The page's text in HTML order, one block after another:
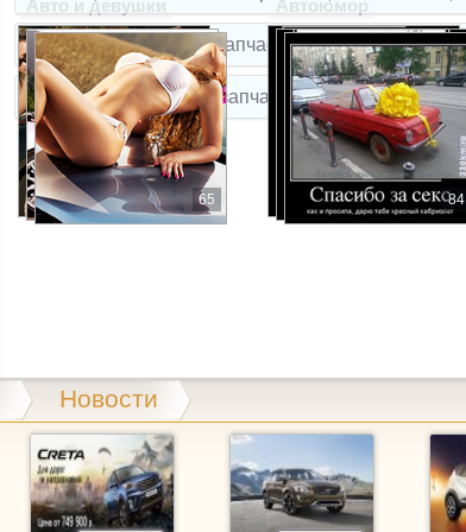
Avtostar, магазин автозапчастей Буйнакского пер, 2з
Broparts, магазин автозапчастей Михайловск,
Broparts, магазин автозапчастей Юго-Западный 2-й
Buksir, магазин автозапчастей Гражданская, 9
Exist.ru, магазин автозапчастей
Exist.ru, магазин автозапчастей Юго-Западный 2-й
GARAGE, автотехцентр Доваторцев, 38г
65
Авто и девушки
84
Автоюмор
Новости